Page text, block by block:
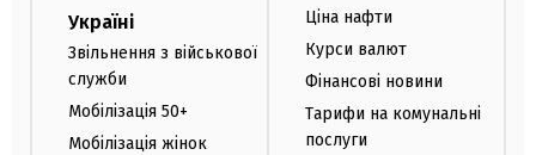
Україні
Звільнення з військової
служби
Мобілізація 50+
Мобілізація жінок
Ціна нафти
Курси валют
Фінансові новини
Тарифи на комунальні
послуги